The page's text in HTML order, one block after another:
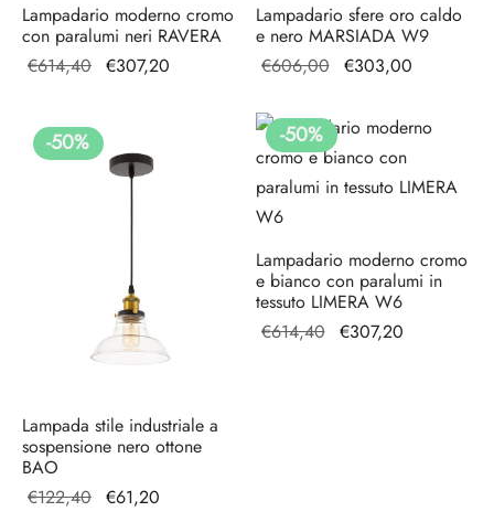
Lampadario moderno cromo
con paralumi neri RAVERA
€614,40 Il prezzo
€614,40.
€307,20
Lampadario sfere oro caldo
e nero MARSIADA W9
€606,00 Il prezzo
era:
€303,00
€303,00.
-50%
Lampada stile industriale a
sospensione nero ottone
BAO
€122,40 Il prezzo
€61,20
-50%
Lampadario moderno cromo
e bianco con paralumi in
tessuto LIMERA W6
€614,40 Il prezzo
€307,20